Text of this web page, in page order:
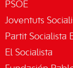
PSOE
Joventuts
Partit Socialista
El Socialista